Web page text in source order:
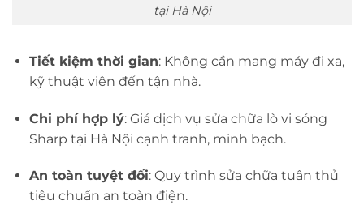
tại Hà Nội
Tiết kiệm thời gian: Không cần mang máy đi xa,
kỹ thuật viên đến tận nhà.
Chi phí hợp lý: Giá dịch vụ sửa chữa lò vi sóng
Sharp tại Hà Nội cạnh tranh, minh bạch.
An toàn tuyệt đối: Quy trình sửa chữa tuân thủ
tiêu chuẩn an toàn điện.